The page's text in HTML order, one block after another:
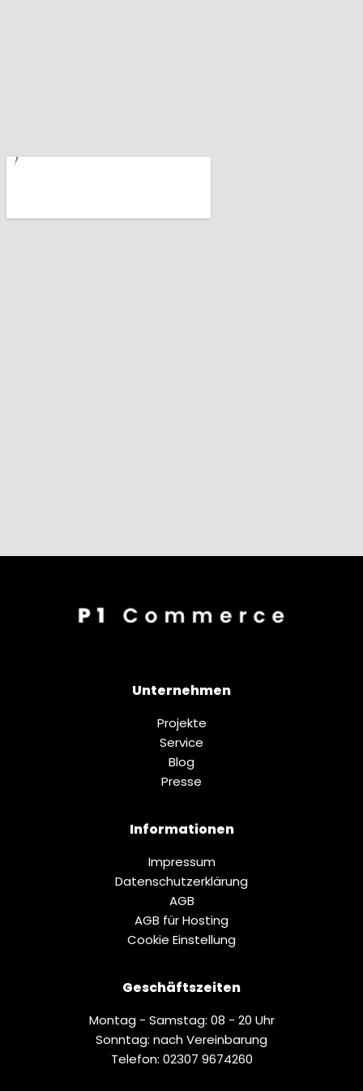
Unternehmen
Projekte
Service
Blog
Presse
Informationen
Impressum
Datenschutz­erklärung
AGB
AGB für Hosting
Cookie Einstellung
Geschäftszeiten
Montag - Samstag: 08 - 20 Uhr
Sonntag: nach Vereinbarung
Telefon: 02307 9674260